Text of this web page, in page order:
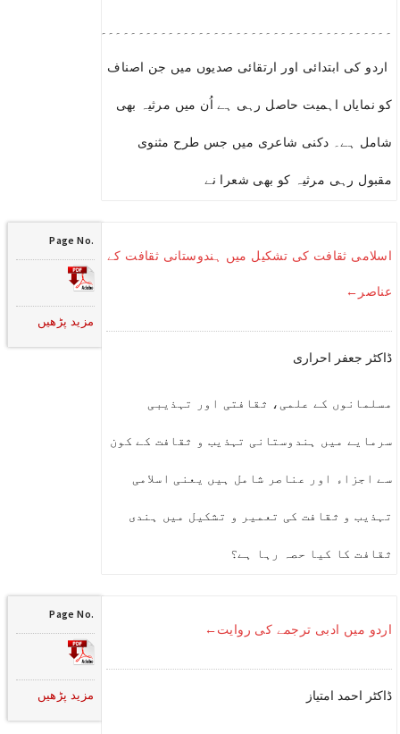
اردو کی ابتدائی اور ارتقائی صدیوں میں جن اصناف
کو نمایاں اہمیت حاصل رہی ہے اُن میں مرثیہ بھی
شامل ہے۔ دکنی شاعری میں جس طرح مثنوی
مقبول رہی مرثیہ کو بھی شعرا نے
اسلامی ثقافت کی تشکیل میں ہندوستانی ثقافت کے
عناصر←
ڈاکٹر جعفر احراری
مسلمانوں کے علمی، ثقافتی اور تہذیبی
سرمایے میں ہندوستانی تہذیب و ثقافت کے کون
سے اجزاء اور عناصر شامل ہیں یعنی اسلامی
تہذیب و ثقافت کی تعمیر و تشکیل میں ہندی
ثقافت کا کیا حصہ رہا ہے؟
Page No.
مزید پڑھیں
اردو میں ادبی ترجمے کی روایت←
ڈاکٹر احمد امتیاز
Page No.
مزید پڑھیں